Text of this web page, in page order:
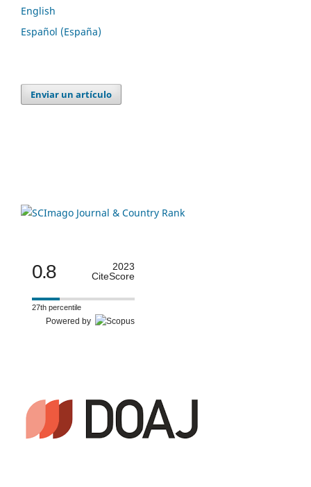
English
Español (España)
Enviar un artículo
0.8
2023
CiteScore
27th percentile
Powered by